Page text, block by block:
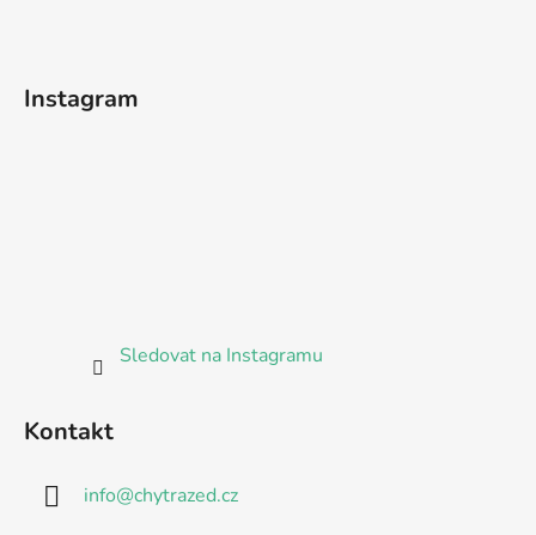
Instagram
Sledovat na Instagramu
Kontakt
info@chytrazed.cz